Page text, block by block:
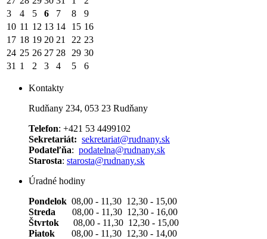
3
4 5 6 7 8
9
10 11 12 13 14 15 16
17 18 19 20 21 22 23
24 25 26 27 28 29 30
31 1 2 3 4 5 6
Kontakty
Rudňany 234, 053 23 Rudňany
Telefon: +421 53 4499102
Sekretariát: sekretariat@rudnany.sk
Podateľňa: podatelna@rudnany.sk
Starosta: starosta@rudnany.sk
Úradné hodiny
Pondelok 08,00 - 11,30 12,30 - 15,00
Streda 08,00 - 11,30 12,30 - 16,00
Štvrtok 08,00 - 11,30 12,30 - 15,00
Piatok 08,00 - 11,30 12,30 - 14,00